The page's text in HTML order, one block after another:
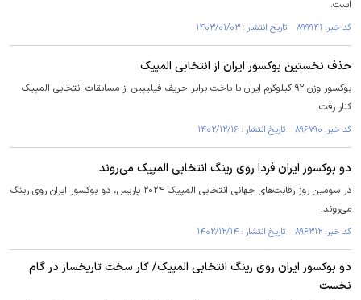
است.
کد خبر: ۸۹۹۹۴۱ تاریخ انتشار : ۱۴۰۳/۰۱/۰۳
حذف نخستین بوکسور ایران از انتخابی المپیک
بوکسور وزن ۹۲ کیلوگرم ایران با باخت برابر حریف فیلیپین از مسابقات انتخابی المپیک
کنار رفت.
کد خبر: ۸۹۶۷۹۰ تاریخ انتشار : ۱۴۰۲/۱۲/۱۶
دو بوکسور ایران فردا روی رینگ انتخابی المپیک می‌روند
در سومین روز رقابت‌های جهانی انتخابی المپیک ۲۰۲۴ پاریس، دو بوکسور ایران روی رینگ
می‌روند.
کد خبر: ۸۹۶۳۱۲ تاریخ انتشار : ۱۴۰۲/۱۲/۱۴
دو بوکسور ایران روی رینگ انتخابی المپیک/ کار سخت تاریخساز در گام
نخست